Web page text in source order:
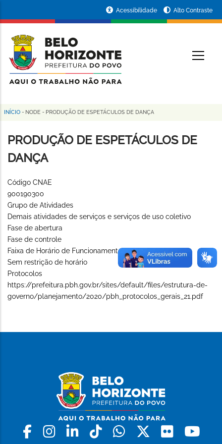
conteúdo
principal
da
Prefeitura
de
Horizonte
Acessibilidade Alto Contraste
Trilha
de
navegação
INÍCIO - NODE - PRODUÇÃO DE ESPETÁCULOS DE DANÇA
PRODUÇÃO DE ESPETÁCULOS DE
DANÇA
Código CNAE
900190300
Grupo de Atividades
Demais atividades de serviços e serviços de uso coletivo
Fase de abertura
Fase de controle
Faixa de Horário de Funcionamento (Long)
Sem restrição de horário
Protocolos
https://prefeitura.pbh.gov.br/sites/default/files/estrutura-de-
governo/planejamento/2020/pbh_protocolos_gerais_21.pdf
Facebook
Instagram
LinkedinTiktokWhatsapp
X Flickr